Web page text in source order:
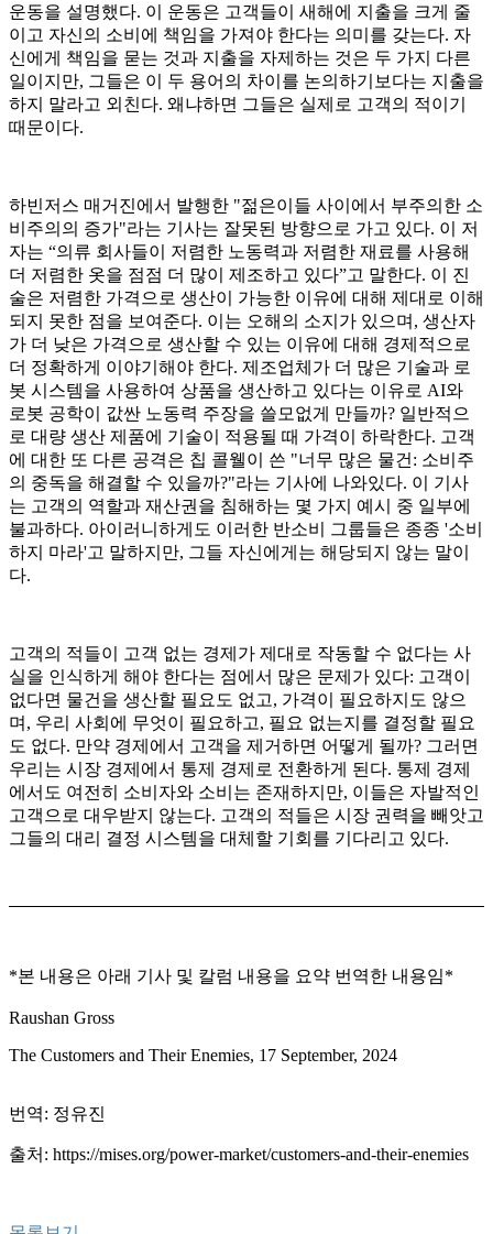
운동을 설명했다. 이 운동은 고객들이 새해에 지출을 크게 줄
이고 자신의 소비에 책임을 가져야 한다는 의미를 갖는다. 자
신에게 책임을 묻는 것과 지출을 자제하는 것은 두 가지 다른
일이지만, 그들은 이 두 용어의 차이를 논의하기보다는 지출을
하지 말라고 외친다. 왜냐하면 그들은 실제로 고객의 적이기
때문이다.
하빈저스 매거진에서 발행한 "젊은이들 사이에서 부주의한 소
비주의의 증가"라는 기사는 잘못된 방향으로 가고 있다. 이 저
자는 “의류 회사들이 저렴한 노동력과 저렴한 재료를 사용해
더 저렴한 옷을 점점 더 많이 제조하고 있다”고 말한다. 이 진
술은 저렴한 가격으로 생산이 가능한 이유에 대해 제대로 이해
되지 못한 점을 보여준다. 이는 오해의 소지가 있으며, 생산자
가 더 낮은 가격으로 생산할 수 있는 이유에 대해 경제적으로
더 정확하게 이야기해야 한다. 제조업체가 더 많은 기술과 로
봇 시스템을 사용하여 상품을 생산하고 있다는 이유로 AI와
로봇 공학이 값싼 노동력 주장을 쓸모없게 만들까? 일반적으
로 대량 생산 제품에 기술이 적용될 때 가격이 하락한다. 고객
에 대한 또 다른 공격은 칩 콜웰이 쓴 "너무 많은 물건: 소비주
의 중독을 해결할 수 있을까?"라는 기사에 나와있다. 이 기사
는 고객의 역할과 재산권을 침해하는 몇 가지 예시 중 일부에
불과하다. 아이러니하게도 이러한 반소비 그룹들은 종종 '소비
하지 마라'고 말하지만, 그들 자신에게는 해당되지 않는 말이
다.
고객의 적들이 고객 없는 경제가 제대로 작동할 수 없다는 사
실을 인식하게 해야 한다는 점에서 많은 문제가 있다: 고객이
없다면 물건을 생산할 필요도 없고, 가격이 필요하지도 않으
며, 우리 사회에 무엇이 필요하고, 필요 없는지를 결정할 필요
도 없다. 만약 경제에서 고객을 제거하면 어떻게 될까? 그러면
우리는 시장 경제에서 통제 경제로 전환하게 된다. 통제 경제
에서도 여전히 소비자와 소비는 존재하지만, 이들은 자발적인
고객으로 대우받지 않는다. 고객의 적들은 시장 권력을 빼앗고
그들의 대리 결정 시스템을 대체할 기회를 기다리고 있다.
*본 내용은 아래 기사 및 칼럼 내용을 요약 번역한 내용임*
Raushan Gross
The Customers and Their Enemies, 17 September, 2024
번역: 정유진
출처: https://mises.org/power-market/customers-and-their-enemies